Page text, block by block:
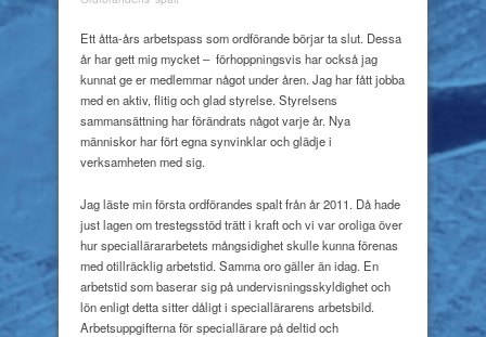
mot
nya
vindar
Ett åtta-års arbetspass som ordförande börjar ta slut. Dessa
år har gett mig mycket – förhoppningsvis har också jag
kunnat ge er medlemmar något under åren. Jag har fått jobba
med en aktiv, flitig och glad styrelse. Styrelsens
sammansättning har förändrats något varje år. Nya
människor har fört egna synvinklar och glädje i
verksamheten med sig.
Jag läste min första ordförandes spalt från år 2011. Då hade
just lagen om trestegsstöd trätt i kraft och vi var oroliga över
hur speciallärararbetets mångsidighet skulle kunna förenas
med otillräcklig arbetstid. Samma oro gäller än idag. En
arbetstid som baserar sig på undervisningsskyldighet och
lön enligt detta sitter dåligt i speciallärarens arbetsbild.
Arbetsuppgifterna för speciallärare på deltid och